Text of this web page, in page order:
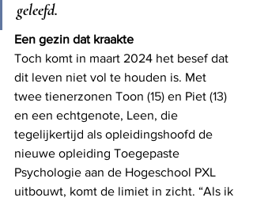
geleefd.
Een gezin dat kraakte
Toch komt in maart 2024 het besef dat
dit leven niet vol te houden is. Met
twee tienerzonen Toon (15) en Piet (13)
en een echtgenote, Leen, die
tegelijkertijd als opleidingshoofd de
nieuwe opleiding Toegepaste
Psychologie aan de Hogeschool PXL
uitbouwt, komt de limiet in zicht. “Als ik